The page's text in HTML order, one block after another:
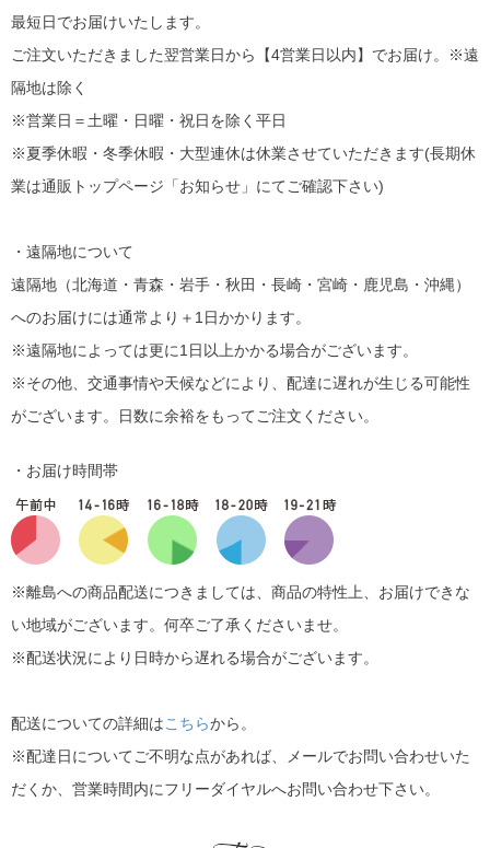
最短日でお届けいたします。
ご注文いただきました翌営業日から【4営業日以内】でお届け。※遠
隔地は除く
※営業日＝土曜・日曜・祝日を除く平日
※夏季休暇・冬季休暇・大型連休は休業させていただきます(長期休
業は通販トップページ「お知らせ」にてご確認下さい)
・遠隔地について
遠隔地（北海道・青森・岩手・秋田・長崎・宮崎・鹿児島・沖縄）
へのお届けには通常より＋1日かかります。
※遠隔地によっては更に1日以上かかる場合がございます。
※その他、交通事情や天候などにより、配達に遅れが生じる可能性
がございます。日数に余裕をもってご注文ください。
・お届け時間帯
※離島への商品配送につきましては、商品の特性上、お届けできな
い地域がございます。何卒ご了承くださいませ。
※配送状況により日時から遅れる場合がございます。
配送についての詳細はこちらから。
※配達日についてご不明な点があれば、メールでお問い合わせいた
だくか、営業時間内にフリーダイヤルへお問い合わせ下さい。